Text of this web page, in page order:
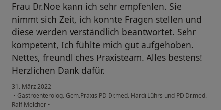
Frau Dr.Noe kann ich sehr empfehlen. Sie
nimmt sich Zeit, ich konnte Fragen stellen und
diese werden verständlich beantwortet. Sehr
kompetent, Ich fühlte mich gut aufgehoben.
Nettes, freundliches Praxisteam. Alles bestens!
Herzlichen Dank dafür.
31. März 2022
• Gastroenterolog. Gem.Praxis PD Dr.med. Hardi Lührs und PD Dr.med.
Ralf Melcher •